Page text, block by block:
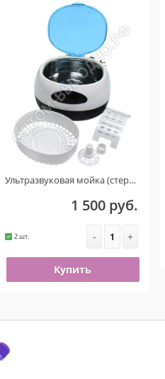
Ультразвуковая мойка (стерилизатор) UC-6106 (Голубой) ТОЛЬКО ДЛЯ КЛИЕНТОВ ИЗ ГОРОДА ОМСКА! ДЕФЕКТ!
1 500 руб.
2 шт.
Купить